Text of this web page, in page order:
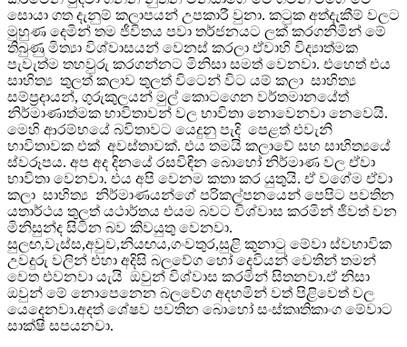
සොයා ගත දැනුම් කලාපයන් උපකාරී වුනා. කටුක අත්දැකීම් වලට
මුහුණ දෙමින් තම ජීවිතය පවා තර්ජනයට ලක් කරගනිමින් මේ
තිබුණු මිත්‍යා විශ්වාසයන් වෙනස් කරලා ඒවාහි විද්‍යාත්මක
පැවැත්ම තහවුරු කරගන්නට මිනිසා සමත් වෙනවා. එහෙත් එය
සාහිත්‍ය තුලත් කලාව තුලත් විටෙන් විට යම් කලා සාහිත්‍ය
සම්ප්‍රදායන්, ගුරුකුලයන් මුල් කොටගෙන වර්තමානයේත්
නිර්මාණාත්මක භාවිතාවන් වල භාවිතා නොවෙනවා නෙවෙයි.
මෙහි ආරම්භයේ බවිතාවට යෙදුනු පැදි පෙළත් එවැනි
භාවිතාවක එක් අවස්තාවක්. එය තමයි කලාවේ සහ සාහිත්‍යයේ
ස්වරූපය. අප අද දිනයේ රසවිඳින බොහෝ නිර්මාණ වල ඒවා
භාවිතා වෙනවා. එය අපි වෙනම කතා කර යුතුයි. ඒ වගේම ඒවා
කලා සාහිත්‍ය නිර්මාණයන්ගේ පරිකල්පනයෙන් පෙපිට පවතින
යතාර්ථය තුලත් යථාර්තය එයම බවට විශ්වාස කරමින් ජිවත් වන
මිනිසුන්ද සිටින බව කිවයුතු වෙනවා.
සුලඟ,වැස්ස,අවුව,නියඟය,ගංවතුර,සුළි කුනාටු මේවා ස්වභාවික
උවදුරු වලින් එහා අදිසි බලවේග හෝ දෙවියන් වෙතින් තමන්
වෙත එවනවා යැයි ඔවුන් විශ්වාස කරමින් සිතනවා.ඒ නිසා
ඔවුන් මේ නොපෙනෙන බලවේග අදහමින් වත් පිළිවෙත් වල
යෙදෙනවා.අදත් ශේෂව පවතින බොහෝ සංස්කෘතිකාංග මේවාට
සාක්ෂි සපයනවා.